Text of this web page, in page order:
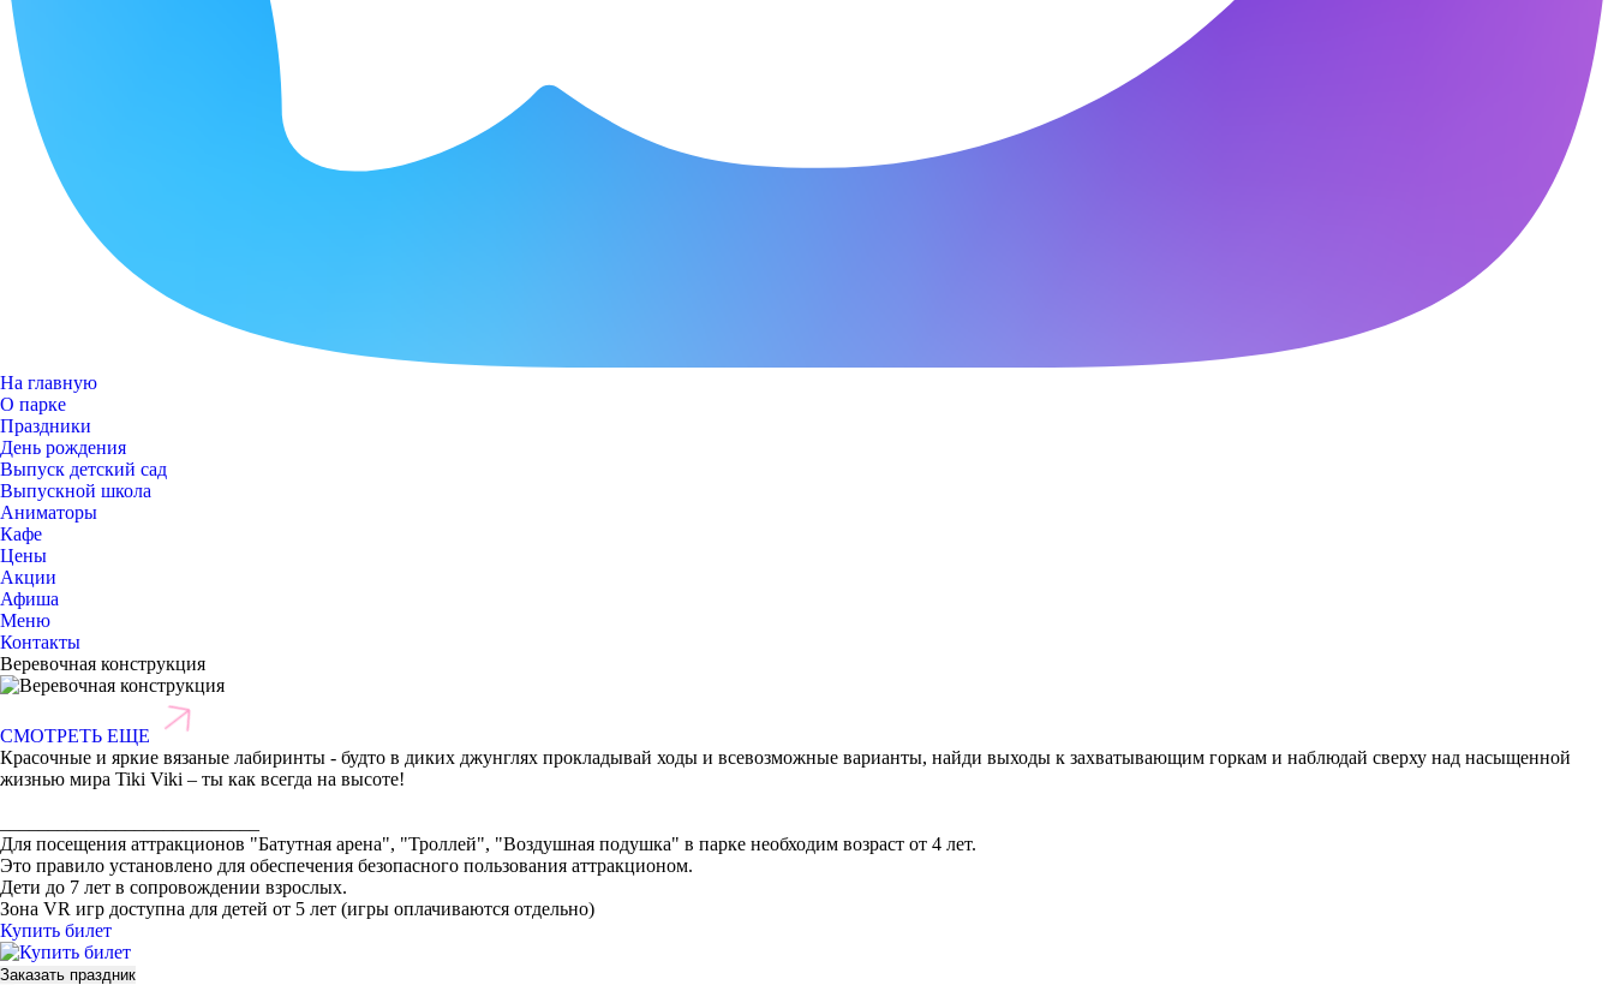
На главную
О парке
Праздники
День рождения
Выпуск детский сад
Выпускной школа
Аниматоры
Кафе
Цены
Акции
Афиша
Меню
Контакты
Веревочная конструкция
СМОТРЕТЬ ЕЩЕ
Красочные и яркие вязаные лабиринты - будто в диких джунглях прокладывай ходы и всевозможные варианты, найди выходы к захватывающим горкам и наблюдай сверху над насыщенной
жизнью мира Tiki Viki – ты как всегда на высоте!
Для посещения аттракционов "Батутная арена", "Троллей", "Воздушная подушка" в парке необходим возраст от 4 лет.
Это правило установлено для обеспечения безопасного пользования аттракционом.
Дети до 7 лет в сопровождении взрослых.
Зона VR игр доступна для детей от 5 лет (игры оплачиваются отдельно)
Купить билет
Заказать праздник